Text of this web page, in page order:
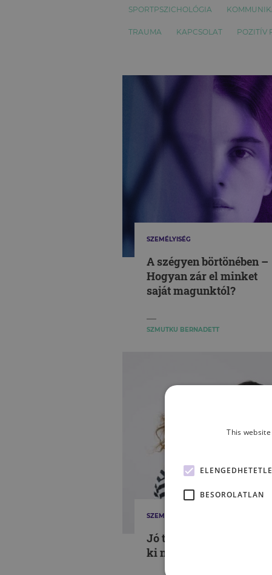
SPORTPSZICHOLÓGIA
TRAUMA KAPCSOLAT POZITÍV
SZEMÉLYISÉG
A szégyen börtönében –
Hogyan zár el minket
saját magunktól?
SZMUTKU BERNADETT
SZEMÉLYISÉG
Jó testvér, rossz testvér –
ki nyeri a versenyt?
This
BESOROLATLAN